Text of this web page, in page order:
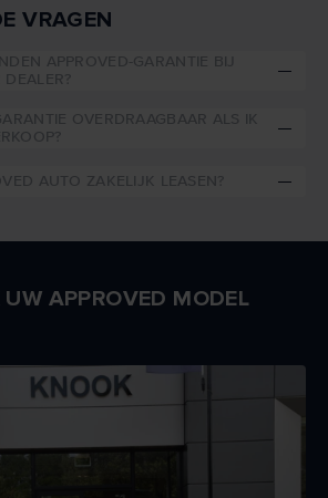
VRAGEN
APPROVED-GARANTIE BIJ
OVERDRAAGBAAR ALS IK
AUTO ZAKELIJK LEASEN?
APPROVED MODEL